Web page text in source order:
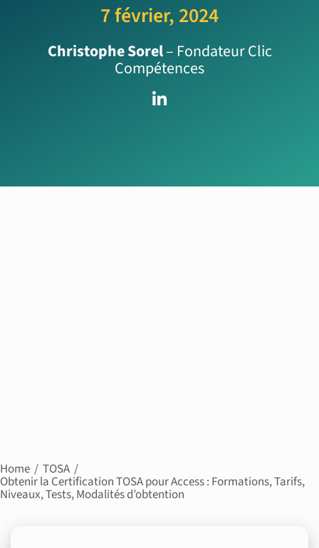
7 février, 2024
Christophe Sorel– Fondateur Clic
Compétences
Home TOSA
Obtenir la Certification TOSA pour Access : Formations, Tarifs,
Niveaux, Tests, Modalités d’obtention